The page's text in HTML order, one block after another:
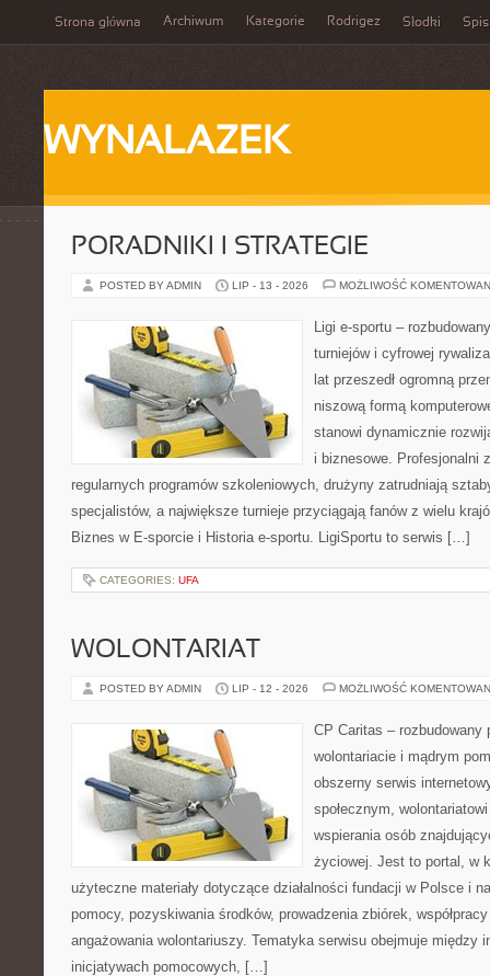
Strona główna Archiwum Kategorie Rodrigez Słodki Spis
WYNALAZEK
PORADNIKI I STRATEGIE
POSTED BY ADMIN LIP - 13 - 2026 MOŻLIWOŚĆ
Ligi e-sportu –
turniejów i cyfrowej
lat przeszedł ogromną
niszową formą
stanowi dynamicznie
i biznesowe. Profesjonalni
regularnych programów szkoleniowych, drużyny zatrudniają
specjalistów, a największe turnieje przyciągają fanów z wielu
Biznes w E-sporcie i Historia e-sportu. LigiSportu to serwis […]
CATEGORIES: UFA
WOLONTARIAT
POSTED BY ADMIN LIP - 12 - 2026 MOŻLIWOŚĆ
CP Caritas – rozbudowany
wolontariacie i mądrym
obszerny serwis
społecznym,
wspierania osób
życiowej. Jest to portal, w
użyteczne materiały dotyczące działalności fundacji w Polsce i
pomocy, pozyskiwania środków, prowadzenia zbiórek,
angażowania wolontariuszy. Tematyka serwisu obejmuje między
inicjatywach pomocowych, […]